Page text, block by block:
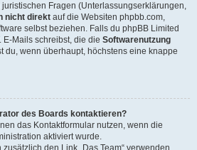
Fragen (Unterlassungserklärungen,
nicht direkt auf die Websiten phpbb.com,
selbst beziehen. Falls du phpBB Limited
E-Mails schreibst, die die Softwarenutzung
du, wenn überhaupt, höchstens eine knappe
des Boards kontaktieren?
das Kontaktformular nutzen, wenn die
aktiviert wurde.
den Link „Das Team“ verwenden.